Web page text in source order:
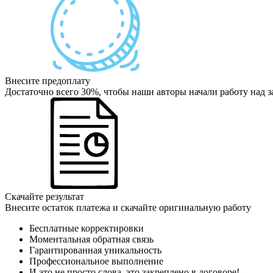
Внесите предоплату
Достаточно всего 30%, чтобы наши авторы начали работу над
Скачайте результат
Внесите остаток платежа и скачайте оригинальную работу
Бесплатные корректировки
Моментальная обратная связь
Гарантированная уникальность
Профессиональное выполнение